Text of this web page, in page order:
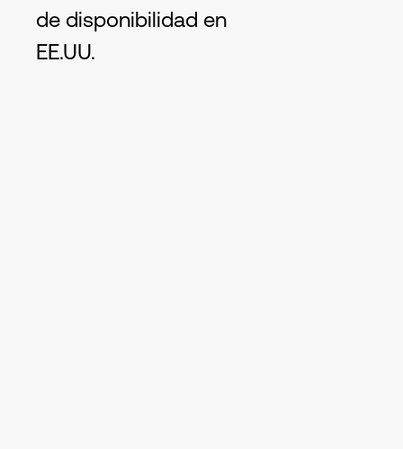
de disponibilidad en
EE.UU.